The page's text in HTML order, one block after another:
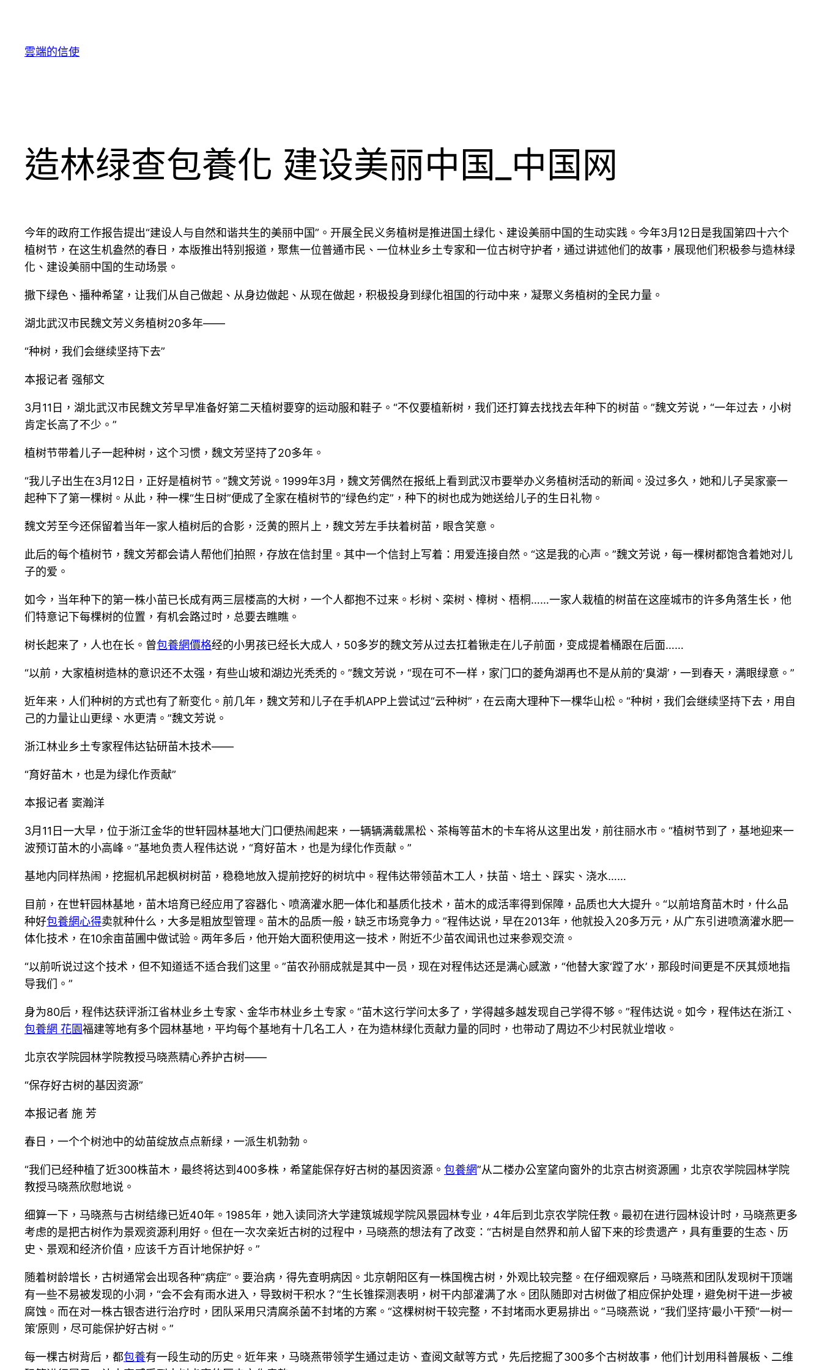
雲端的信使
造林绿查包養化 建设美丽中国_中国网
今年的政府工作报告提出“建设人与自然和谐共生的美丽中国”。开展全民义务植树是推进国土绿化、建设美丽中国的生动实践。今年3月12日是我国第四十六个
植树节，在这生机盎然的春日，本版推出特别报道，聚焦一位普通市民、一位林业乡土专家和一位古树守护者，通过讲述他们的故事，展现他们积极参与造林绿
化、建设美丽中国的生动场景。
撒下绿色、播种希望，让我们从自己做起、从身边做起、从现在做起，积极投身到绿化祖国的行动中来，凝聚义务植树的全民力量。
湖北武汉市民魏文芳义务植树20多年——
“种树，我们会继续坚持下去”
本报记者 强郁文
3月11日，湖北武汉市民魏文芳早早准备好第二天植树要穿的运动服和鞋子。“不仅要植新树，我们还打算去找找去年种下的树苗。”魏文芳说，“一年过去，小树
肯定长高了不少。”
植树节带着儿子一起种树，这个习惯，魏文芳坚持了20多年。
“我儿子出生在3月12日，正好是植树节。”魏文芳说。1999年3月，魏文芳偶然在报纸上看到武汉市要举办义务植树活动的新闻。没过多久，她和儿子吴家豪一
起种下了第一棵树。从此，种一棵“生日树”便成了全家在植树节的“绿色约定”，种下的树也成为她送给儿子的生日礼物。
魏文芳至今还保留着当年一家人植树后的合影，泛黄的照片上，魏文芳左手扶着树苗，眼含笑意。
此后的每个植树节，魏文芳都会请人帮他们拍照，存放在信封里。其中一个信封上写着：用爱连接自然。“这是我的心声。”魏文芳说，每一棵树都饱含着她对儿
子的爱。
如今，当年种下的第一株小苗已长成有两三层楼高的大树，一个人都抱不过来。杉树、栾树、樟树、梧桐……一家人栽植的树苗在这座城市的许多角落生长，他
们特意记下每棵树的位置，有机会路过时，总要去瞧瞧。
树长起来了，人也在长。曾包養網價格经的小男孩已经长大成人，50多岁的魏文芳从过去扛着锹走在儿子前面，变成提着桶跟在后面……
“以前，大家植树造林的意识还不太强，有些山坡和湖边光秃秃的。”魏文芳说，“现在可不一样，家门口的菱角湖再也不是从前的‘臭湖’，一到春天，满眼绿意。”
近年来，人们种树的方式也有了新变化。前几年，魏文芳和儿子在手机APP上尝试过“云种树”，在云南大理种下一棵华山松。“种树，我们会继续坚持下去，用自
己的力量让山更绿、水更清。”魏文芳说。
浙江林业乡土专家程伟达钻研苗木技术——
“育好苗木，也是为绿化作贡献”
本报记者 窦瀚洋
3月11日一大早，位于浙江金华的世轩园林基地大门口便热闹起来，一辆辆满载黑松、茶梅等苗木的卡车将从这里出发，前往丽水市。“植树节到了，基地迎来一
波预订苗木的小高峰。”基地负责人程伟达说，“育好苗木，也是为绿化作贡献。”
基地内同样热闹，挖掘机吊起枫树树苗，稳稳地放入提前挖好的树坑中。程伟达带领苗木工人，扶苗、培土、踩实、浇水……
目前，在世轩园林基地，苗木培育已经应用了容器化、喷滴灌水肥一体化和基质化技术，苗木的成活率得到保障，品质也大大提升。“以前培育苗木时，什么品
种好包養網心得卖就种什么，大多是粗放型管理。苗木的品质一般，缺乏市场竞争力。”程伟达说，早在2013年，他就投入20多万元，从广东引进喷滴灌水肥一
体化技术，在10余亩苗圃中做试验。两年多后，他开始大面积使用这一技术，附近不少苗农闻讯也过来参观交流。
“以前听说过这个技术，但不知道适不适合我们这里。”苗农孙丽成就是其中一员，现在对程伟达还是满心感激，“他替大家‘蹚了水’，那段时间更是不厌其烦地指
导我们。”
身为80后，程伟达获评浙江省林业乡土专家、金华市林业乡土专家。“苗木这行学问太多了，学得越多越发现自己学得不够。”程伟达说。如今，程伟达在浙江、
包養網 花園福建等地有多个园林基地，平均每个基地有十几名工人，在为造林绿化贡献力量的同时，也带动了周边不少村民就业增收。
北京农学院园林学院教授马晓燕精心养护古树——
“保存好古树的基因资源”
本报记者 施 芳
春日，一个个树池中的幼苗绽放点点新绿，一派生机勃勃。
“我们已经种植了近300株苗木，最终将达到400多株，希望能保存好古树的基因资源。 包養網”从二楼办公室望向窗外的北京古树资源圃，北京农学院园林学院
教授马晓燕欣慰地说。
细算一下，马晓燕与古树结缘已近40年。1985年，她入读同济大学建筑城规学院风景园林专业，4年后到北京农学院任教。最初在进行园林设计时，马晓燕更多
考虑的是把古树作为景观资源利用好。但在一次次亲近古树的过程中，马晓燕的想法有了改变：“古树是自然界和前人留下来的珍贵遗产，具有重要的生态、历
史、景观和经济价值，应该千方百计地保护好。”
随着树龄增长，古树通常会出现各种“病症”。要治病，得先查明病因。北京朝阳区有一株国槐古树，外观比较完整。在仔细观察后，马晓燕和团队发现树干顶端
有一些不易被发现的小洞，“会不会有雨水进入，导致树干积水？”生长锥探测表明，树干内部灌满了水。团队随即对古树做了相应保护处理，避免树干进一步被
腐蚀。而在对一株古银杏进行治疗时，团队采用只清腐杀菌不封堵的方案。“这棵树树干较完整，不封堵雨水更易排出。”马晓燕说，“我们坚持‘最小干预’‘一树一
策’原则，尽可能保护好古树。”
每一棵古树背后，都包養有一段生动的历史。近年来，马晓燕带领学生通过走访、查阅文献等方式，先后挖掘了300多个古树故事，他们计划用科普展板、二维